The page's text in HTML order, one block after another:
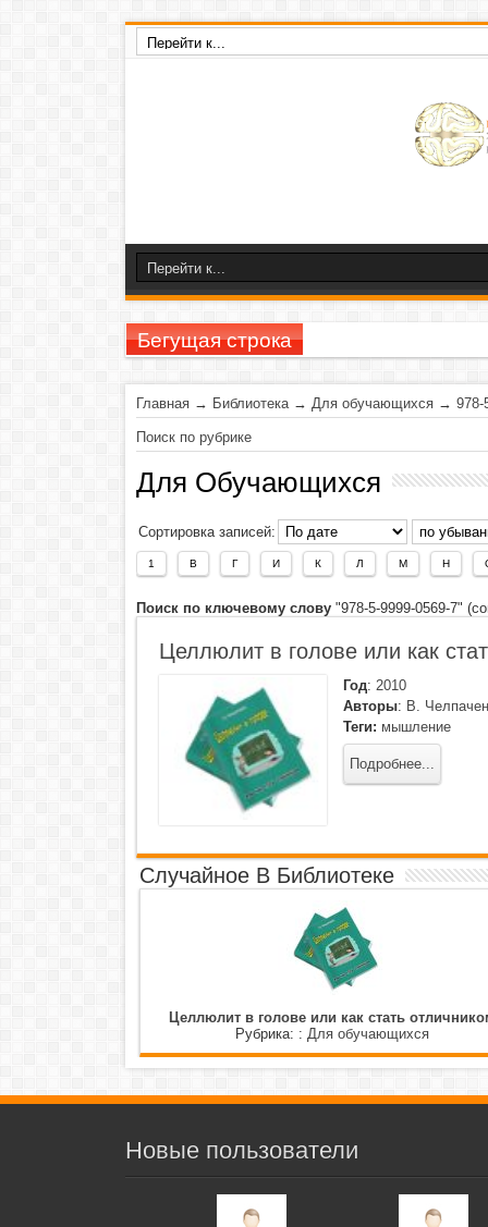
Бегущая строка
Главная → Библиотека→ Для обучающихся → 978-
Поиск по рубрике
Для Обучающихся
Сортировка записей:
1 В Г И К Л М Н
Поиск по ключевому слову "978-5-9999-0569-7"
Целлюлит в голове или как
Год: 2010
Авторы: В.
Теги: мышление
Подробнее...
Случайное В Библиотеке
Целлюлит в голове или как стать
Рубрика: : Для обучающихся
Новые пользователи